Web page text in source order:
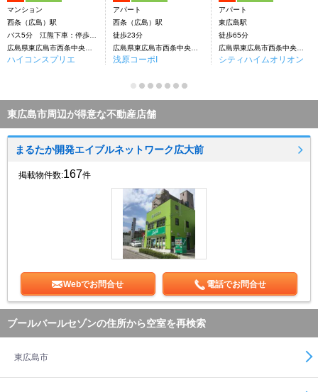
マンション
西条（広島）駅
バス5分 江熊下車：停歩1分
ハイコンスプリエ
アパート
西条（広島）駅
徒歩23分
浅原コーポI
アパート
東広島駅
徒歩65分
シティハイムオリオン
東広島市周辺が得意な不動産店舗
まるたか開発エイブルネットワーク広大前
掲載物件数:167件
Webでお問合せ 電話でお問合せ
ブールバールセゾンの住所から空室を再検索
東広島市